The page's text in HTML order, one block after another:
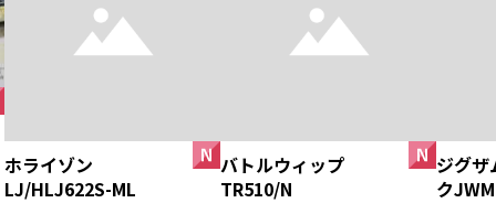
ホライゾン
LJ/HLJ622S-ML
バトルウィップ
TR510/N
ジグザ
ク